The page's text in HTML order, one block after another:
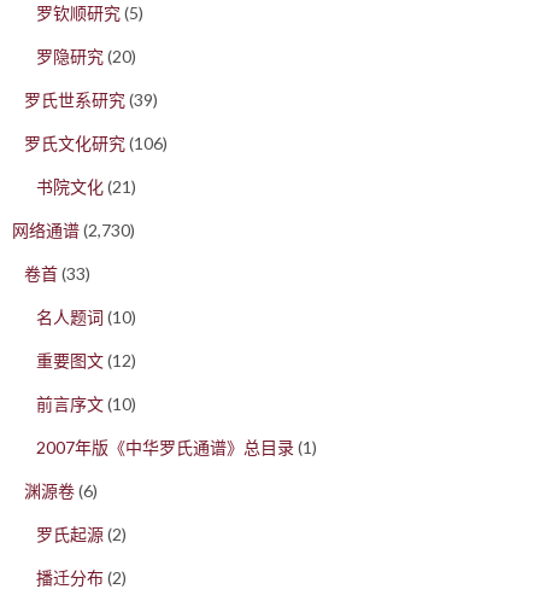
罗钦顺研究(5)
罗隐研究(20)
罗氏世系研究(39)
罗氏文化研究(106)
书院文化(21)
网络通谱(2,730)
卷首(33)
名人题词 (10)
重要图文(12)
前言序文(10)
2007年版《中华罗氏通谱》总目录(1)
渊源卷(6)
罗氏起源(2)
播迁分布(2)